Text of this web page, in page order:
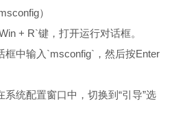
）
+ R`键，打开运行对话框。
框中输入`msconfig`，然后按Enter
统配置窗口中，切换到“引导”选